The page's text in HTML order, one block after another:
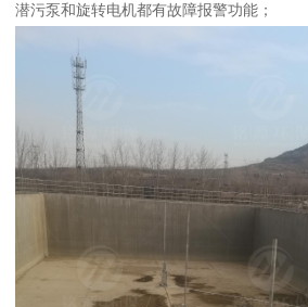
潜污泵和旋转电机都有故障报警功能；